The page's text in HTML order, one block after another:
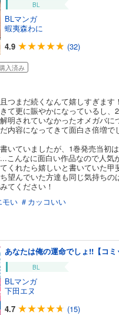
BL
BLマンガ
蝦夷森わに
4.9
(32)
入済み
つまだ続くなんて嬉しすぎます！
て更に賑やかになっているし、
明されていなかったオメガバ
内容になってきて面白さ倍増で
いていましたが、1巻発売当初
こんなに面白い作品なので人気
くれたら嬉しいと書いていた甲
望んでいた方達も同じ気持ちの
てください！
モい ＃カッコいい
あなたは俺の運命でしょ!!【コミ
BL
BLマンガ
下田エヌ
4.7
(15)